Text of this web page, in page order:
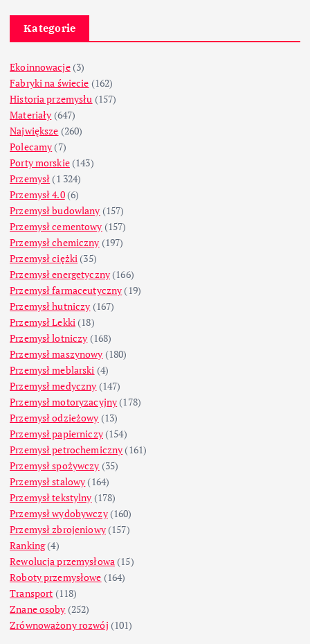
Kategorie
Ekoinnowacje(3)
Fabryki na świecie (162)
Historia przemysłu (157)
Materiały (647)
Największe (260)
Polecamy (7)
Porty morskie(143)
Przemysł (1 324)
Przemysł 4.0(6)
Przemysł budowlany (157)
Przemysł cementowy (157)
Przemysł chemiczny (197)
Przemysł ciężki (35)
Przemysł energetyczny (166)
Przemysł farmaceutyczny (19)
Przemysł hutniczy (167)
Przemysł Lekki (18)
Przemysł lotniczy (168)
Przemysł maszynowy (180)
Przemysł meblarski (4)
Przemysł medyczny (147)
Przemysł motoryzacyjny (178)
Przemysł odzieżowy (13)
Przemysł papierniczy(154)
Przemysł petrochemiczny (161)
Przemysł spożywczy (35)
Przemysł stalowy (164)
Przemysł tekstylny (178)
Przemysł wydobywczy(160)
Przemysł zbrojeniowy(157)
Ranking(4)
Rewolucja przemysłowa (15)
Roboty przemysłowe (164)
Transport (118)
Znane osoby (252)
Zrównoważony rozwój (101)